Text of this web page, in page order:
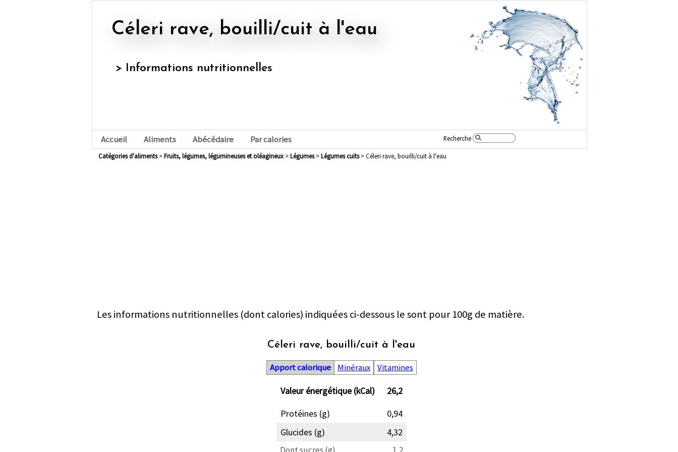
Céleri rave, bouilli/cuit à l'eau
> Informations nutritionnelles
Accueil Aliments Abécédaire Par calories Recherche
Catégories d'aliments> fruits, légumes, légumineuses et oléagineux> légumes> légumes cuits> Céleri rave, bouilli/cuit à l'eau
Les informations nutritionnelles (dont calories) indiquées ci-dessous le sont pour 100g de matière.
Céleri rave, bouilli/cuit à l'eau
Apport calorique Minéraux Vitamines
Valeur énergétique (kCal)
26,2
Protéines (g)
0,94
Glucides (g)
4,32